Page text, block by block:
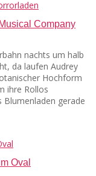
Company
nachts um halb
da laufen Audrey
Hochform
ihre Rollos
Blumenladen gerade
Oval